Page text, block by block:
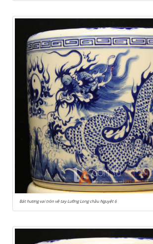
Bát hương vai tròn vẽ tay Lưỡng Long chầu Nguyệt 6